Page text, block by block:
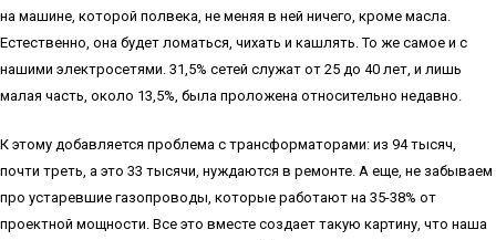
на машине, которой полвека, не меняя в ней ничего, кроме масла.
Естественно, она будет ломаться, чихать и кашлять. То же самое и с
нашими электросетями. 31,5% сетей служат от 25 до 40 лет, и лишь
малая часть, около 13,5%, была проложена относительно недавно.
К этому добавляется проблема с трансформаторами: из 94 тысяч,
почти треть, а это 33 тысячи, нуждаются в ремонте. А еще, не забываем
про устаревшие газопроводы, которые работают на 35-38% от
проектной мощности. Все это вместе создает такую картину, что наша